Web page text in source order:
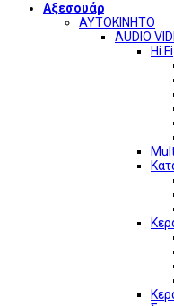
Αξεσουάρ
ΑΥΤΟΚΙΝΗΤΟ
AUDIO
Hi Fi